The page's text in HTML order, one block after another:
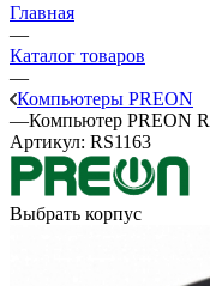
Главная
—
Каталог товаров
—
Компьютеры PREON
—Компьютер PREON
Артикул: RS1163
Выбрать корпус